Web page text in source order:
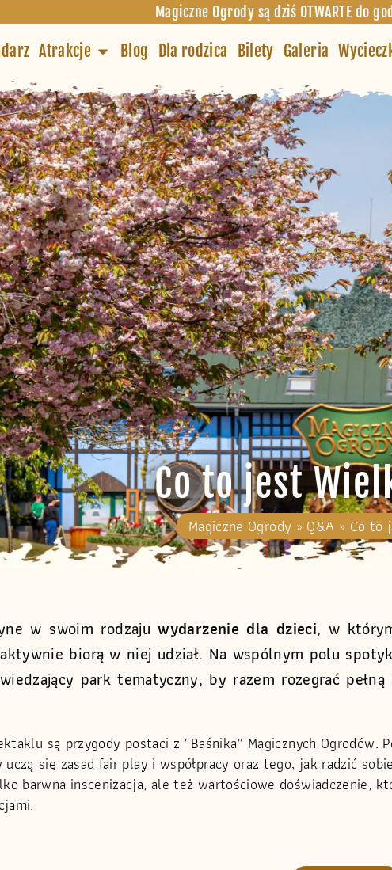
Magiczne Ogrody są dziś OTWARTE do
Atrakcje Blog Dla rodzica Bilety Galeria
Co to jest
Magiczne Ogrody » Q&A » Co to
w swoim rodzajuwydarzenie dla dzieci, w
biorą w niej udział. Na wspólnym polu
park tematyczny, by razem rozegrać
są przygody postaci z „Baśnika” Magicznych Ogrodów.
się zasad fair play i współpracy oraz tego, jak radzić
barwna inscenizacja, ale też wartościowe doświadczenie,